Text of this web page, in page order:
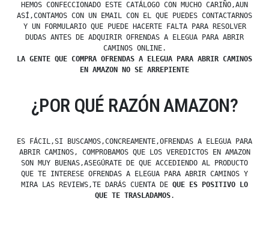
HEMOS CONFECCIONADO ESTE CATÁLOGO CON MUCHO CARIÑO,AUN
ASÍ,CONTAMOS CON UN EMAIL CON EL QUE PUEDES CONTACTARNOS
Y UN FORMULARIO QUE PUEDE HACERTE FALTA PARA RESOLVER
DUDAS ANTES DE ADQUIRIR OFRENDAS A ELEGUA PARA ABRIR
CAMINOS ONLINE.
LA GENTE QUE COMPRA OFRENDAS A ELEGUA PARA ABRIR CAMINOS
EN AMAZON NO SE ARREPIENTE
¿POR QUÉ RAZÓN AMAZON?
ES FÁCIL,SI BUSCAMOS,CONCREAMENTE,OFRENDAS A ELEGUA PARA
ABRIR CAMINOS, COMPROBAMOS QUE LOS VEREDICTOS EN AMAZON
SON MUY BUENAS,ASEGÚRATE DE QUE ACCEDIENDO AL PRODUCTO
QUE TE INTERESE OFRENDAS A ELEGUA PARA ABRIR CAMINOS Y
MIRA LAS REVIEWS,TE DARÁS CUENTA DE QUE ES POSITIVO LO
QUE TE TRASLADAMOS.